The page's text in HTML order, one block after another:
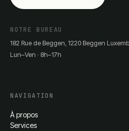
NOTRE BUREAU
182 Rue de Beggen, 1220 Beggen
Lun–Ven · 8h–17h
NAVIGATION
À propos
Services